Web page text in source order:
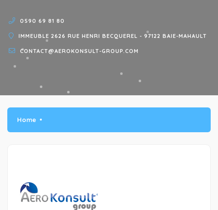
0590 69 81 80
IMMEUBLE 2626 RUE HENRI BECQUEREL - 97122 BAIE-MAHAULT
CONTACT@AEROKONSULT-GROUP.COM
Home